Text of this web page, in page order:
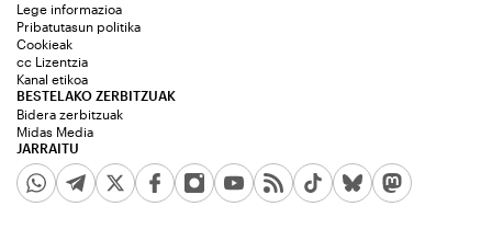
JARRAITU
Lege informazioa
Pribatutasun politika
Cookieak
cc Lizentzia
Kanal etikoa
BESTELAKO ZERBITZUAK
Bidera zerbitzuak
Midas Media